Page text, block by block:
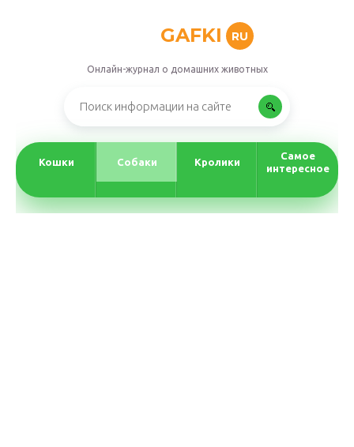
GAFKI RU
Онлайн-журнал о домашних животных
Кошки Собаки Кролики
Самое
интересное